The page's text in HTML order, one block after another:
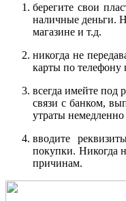
берегите свои
наличные деньги.
магазине и т.д.
никогда не
карты по
всегда имейте под
связи с банком,
утраты
вводите
покупки. Никогда
причинам.